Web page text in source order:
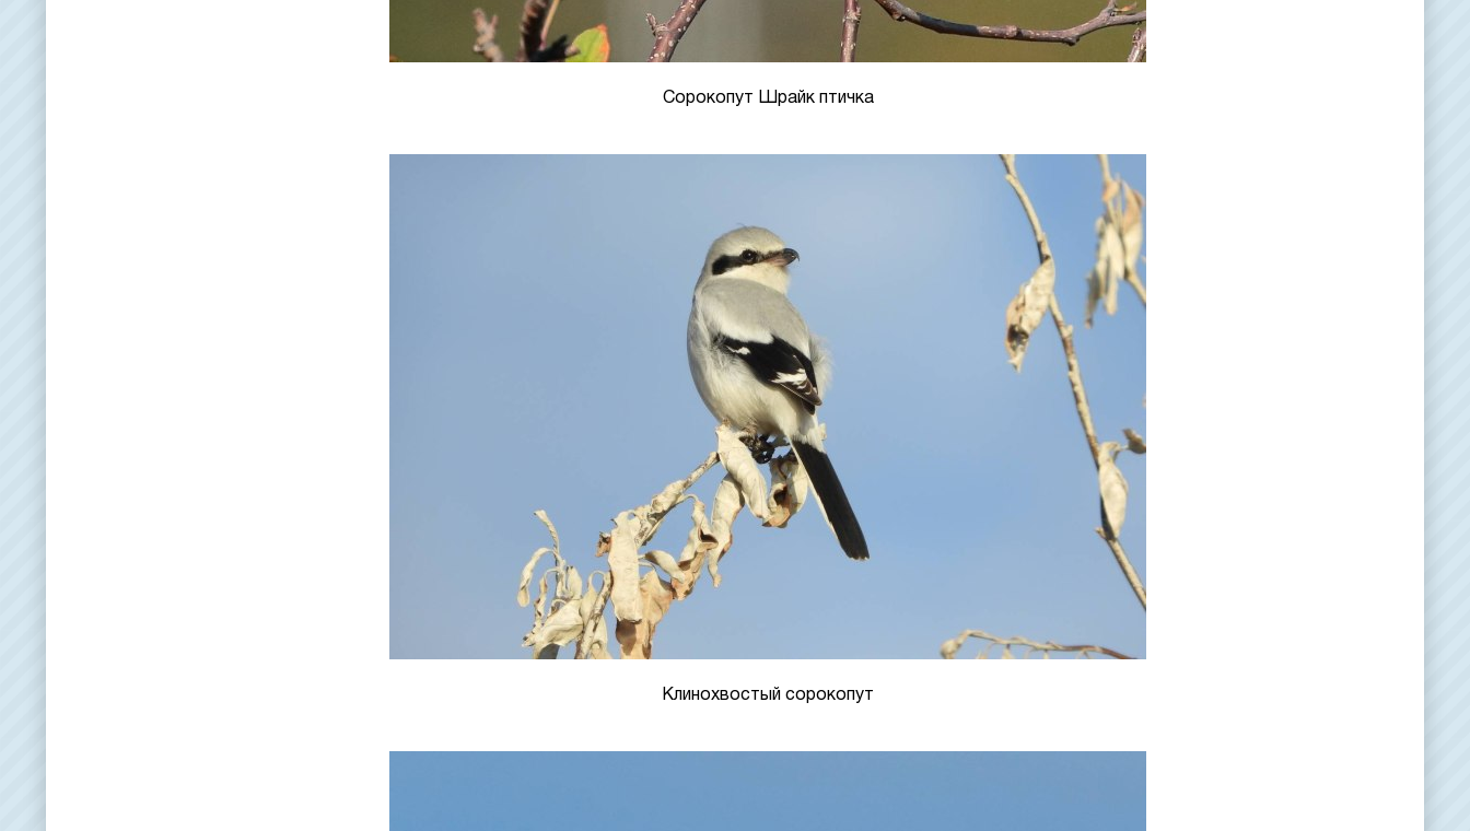
Сорокопут Шрайк птичка
Клинохвостый сорокопут